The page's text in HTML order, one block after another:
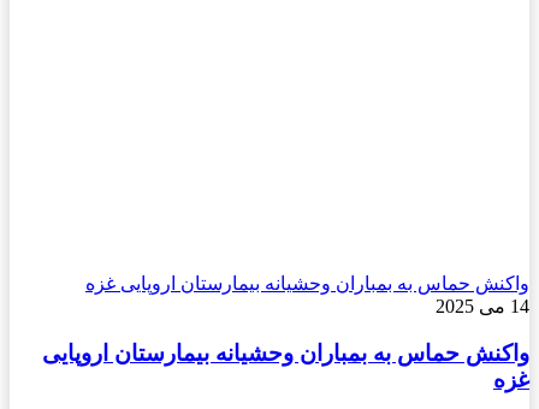
واکنش حماس به بمباران وحشیانه بیمارستان اروپایی غزه
14 می 2025
واکنش حماس به بمباران وحشیانه بیمارستان اروپایی
غزه